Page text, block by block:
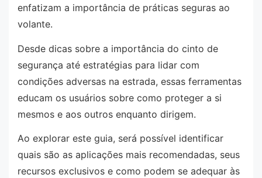
enfatizam a importância de práticas seguras ao
volante.
Desde dicas sobre a importância do cinto de
segurança até estratégias para lidar com
condições adversas na estrada, essas ferramentas
educam os usuários sobre como proteger a si
mesmos e aos outros enquanto dirigem.
Ao explorar este guia, será possível identificar
quais são as aplicações mais recomendadas, seus
recursos exclusivos e como podem se adequar às